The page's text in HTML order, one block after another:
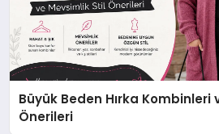
Büyük Beden Hırka Kombinleri
Önerileri